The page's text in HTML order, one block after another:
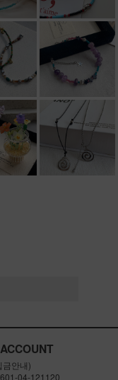
금안내)
04-121120